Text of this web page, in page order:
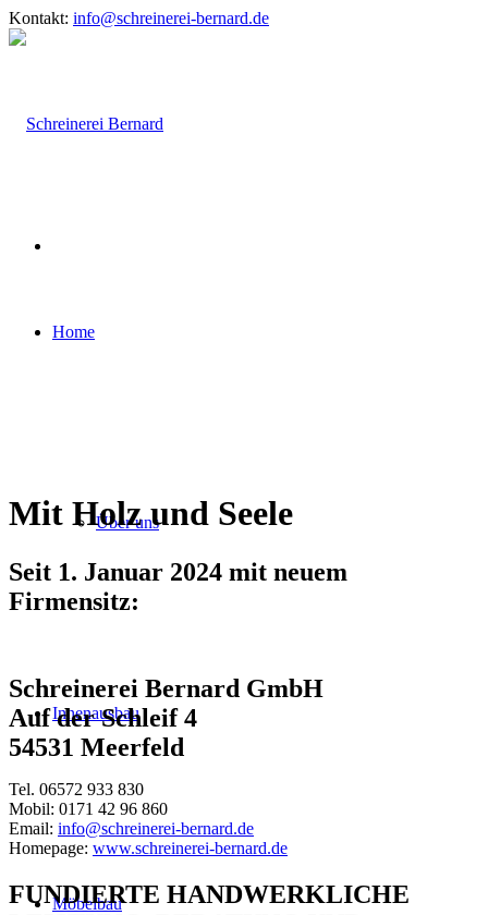
Kontakt: info@schreinerei-bernard.de
Home
Über uns
Innenausbau
Möbelbau
Mit Holz und Seele
Seit 1. Januar 2024 mit neuem
Firmensitz:
Schreinerei Bernard GmbH
Auf der Schleif 4
54531 Meerfeld
Tel. 06572 933 830
Mobil: 0171 42 96 860
Email: info@schreinerei-bernard.de
Homepage: www.schreinerei-bernard.de
FUNDIERTE HANDWERKLICHE